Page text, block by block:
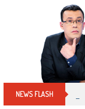
NEWS FLASH